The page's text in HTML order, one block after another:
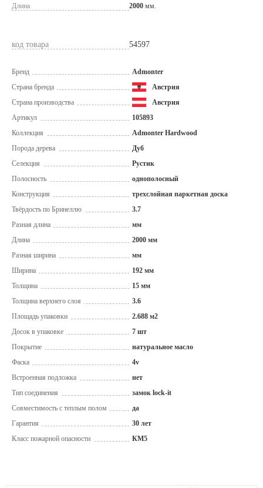
Длина
2000 мм.
код товара 54597
Бренд
Admonter
Страна бренда
Австрия
Страна производства
Австрия
Артикул
105893
Коллекция
Admonter Hardwood
Порода дерева
Дуб
Селекция
Рустик
Полосность
однополосный
Конструкция
трехслойная паркетная доска
Твёрдость по Бринеллю
3.7
Разная длина
мм
Длина
2000 мм
Разная ширина
мм
Ширина
192 мм
Толщина
15 мм
Толщина верхнего слоя
3.6
Площадь упаковки
2.688 м2
Досок в упаковке
7 шт
Покрытие
натуральное масло
Фаска
4v
Встроенная подложка
нет
Тип соединения
замок lock-it
Совместимость с теплым полом
да
Гарантия
30 лет
Класс пожарной опасности
КМ5